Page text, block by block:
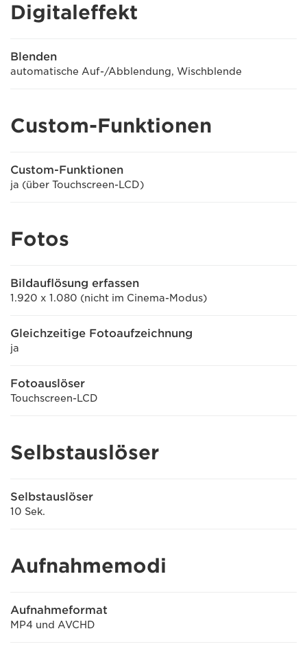
Digitaleffekt
Blenden
automatische Auf-/Abblendung, Wischblende
Custom-Funktionen
Custom-Funktionen
ja (über Touchscreen-LCD)
Fotos
Bildauflösung erfassen
1.920 x 1.080 (nicht im Cinema-Modus)
Gleichzeitige Fotoaufzeichnung
ja
Fotoauslöser
Touchscreen-LCD
Selbstauslöser
Selbstauslöser
10 Sek.
Aufnahmemodi
Aufnahmeformat
MP4 und AVCHD